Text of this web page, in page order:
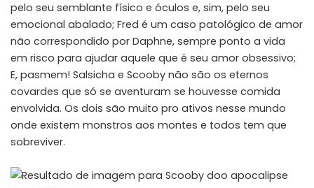
pelo seu semblante físico e óculos e, sim, pelo seu
emocional abalado; Fred é um caso patológico de amor
não correspondido por Daphne, sempre ponto a vida
em risco para ajudar aquele que é seu amor obsessivo;
E, pasmem! Salsicha e Scooby não são os eternos
covardes que só se aventuram se houvesse comida
envolvida. Os dois são muito pro ativos nesse mundo
onde existem monstros aos montes e todos tem que
sobreviver.